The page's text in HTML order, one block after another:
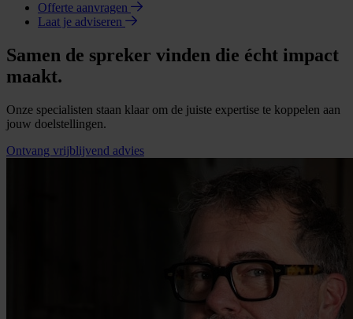
Offerte aanvragen
Laat je adviseren
Samen de spreker vinden die écht impact
maakt.
Onze specialisten staan klaar om de juiste expertise te koppelen aan
jouw doelstellingen.
Ontvang vrijblijvend advies